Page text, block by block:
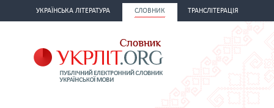
УКРАЇНСЬКА ЛІТЕРАТУРА СЛОВНИК ТРАНСЛІТЕРАЦІЯ